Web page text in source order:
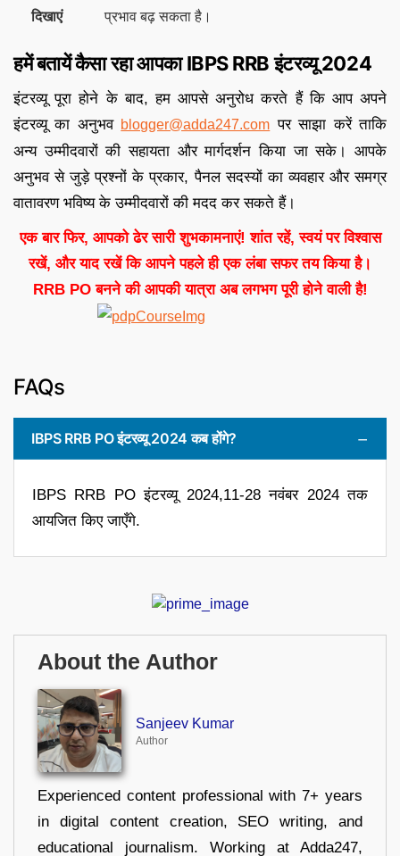
दिखाएं
प्रभाव बढ़ सकता है।
हमें बतायें कैसा रहा आपका IBPS RRB इंटरव्यू 2024
इंटरव्यू पूरा होने के बाद, हम आपसे अनुरोध करते हैं कि आप अपने
इंटरव्यू का अनुभव blogger@adda247.com पर साझा करें ताकि
अन्य उम्मीदवारों की सहायता और मार्गदर्शन किया जा सके। आपके
अनुभव से जुड़े प्रश्नों के प्रकार, पैनल सदस्यों का व्यवहार और समग्र
वातावरण भविष्य के उम्मीदवारों की मदद कर सकते हैं।
एक बार फिर, आपको ढेर सारी शुभकामनाएं! शांत रहें, स्वयं पर विश्वास
रखें, और याद रखें कि आपने पहले ही एक लंबा सफर तय किया है।
RRB PO बनने की आपकी यात्रा अब लगभग पूरी होने वाली है!
FAQs
IBPS RRB PO इंटरव्यू 2024 कब होंगे?
IBPS RRB PO इंटरव्यू 2024,11-28 नवंबर 2024 तक
आयजित किए जाएँगे.
About the Author
Sanjeev Kumar
Author
Experienced content professional with 7+ years
in digital content creation, SEO writing, and
educational journalism. Working at Adda247,